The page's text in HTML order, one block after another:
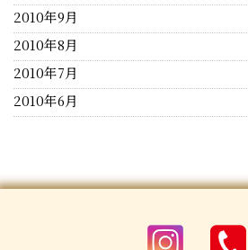
2010年9月
2010年8月
2010年7月
2010年6月